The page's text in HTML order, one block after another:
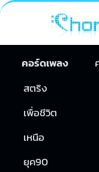
คอร์ดเพลง
สตริง
เพื่อชีวิต
เหนือ
ยุค90